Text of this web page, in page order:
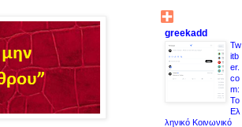
greekadd
Tw
itb
er.
co
m:
Το
Ελ
ληνικό Κοινωνικό